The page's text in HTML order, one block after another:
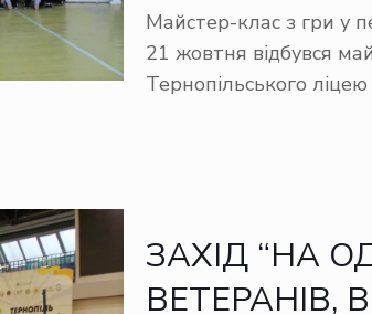
Майстер-клас з гри у
21 жовтня відбувся
Тернопільського
ЗАХІД “НА
ВЕТЕРАНІВ,